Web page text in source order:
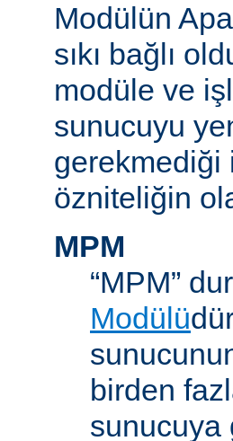
Modülün
sıkı bağlı
modüle ve
sunucuyu
gerekmediği
özniteliğin
MPM
“MPM”
Modülü
birden
sunucuya